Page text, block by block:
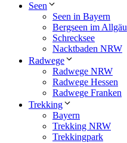
Seen
Seen in Bayern
Bergseen im Allgäu
Schrecksee
Nacktbaden NRW
Radwege
Radwege NRW
Radwege Hessen
Radwege Franken
Trekking
Bayern
Trekking NRW
Trekkingpark